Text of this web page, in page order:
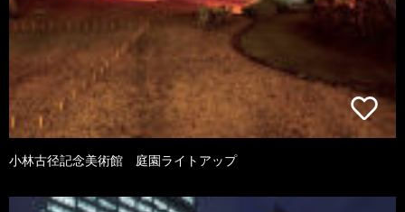
小林古径記念美術館 庭園ライトアップ